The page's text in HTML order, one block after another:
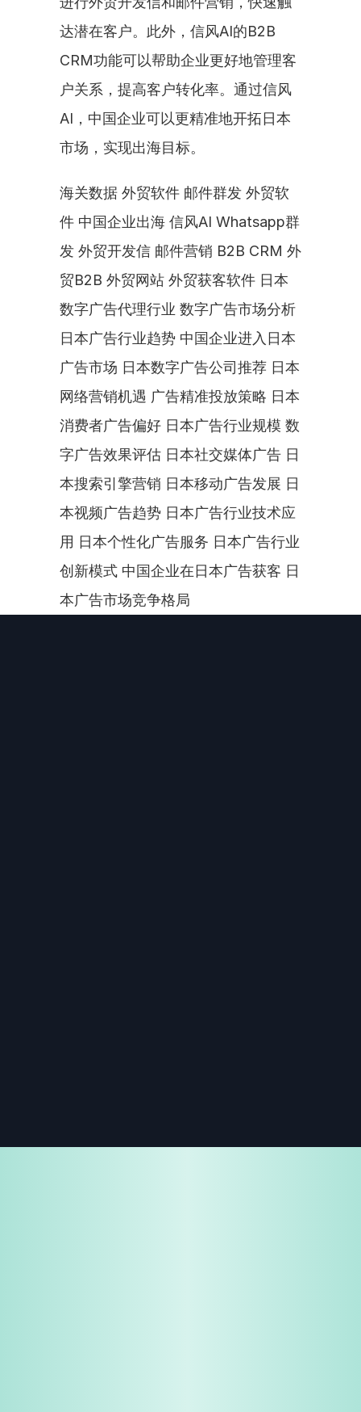
达潜在客户。此外，信风AI的B2B
CRM功能可以帮助企业更好地管理客
户关系，提高客户转化率。通过信风
AI，中国企业可以更精准地开拓日本
市场，实现出海目标。
海关数据 外贸软件 邮件群发 外贸软
件 中国企业出海 信风AI Whatsapp群
发 外贸开发信 邮件营销 B2B CRM 外
贸B2B 外贸网站 外贸获客软件 日本
数字广告代理行业 数字广告市场分析
日本广告行业趋势 中国企业进入日本
广告市场 日本数字广告公司推荐 日本
网络营销机遇 广告精准投放策略 日本
消费者广告偏好 日本广告行业规模 数
字广告效果评估 日本社交媒体广告 日
本搜索引擎营销 日本移动广告发展 日
本视频广告趋势 日本广告行业技术应
用 日本个性化广告服务 日本广告行业
创新模式 中国企业在日本广告获客 日
本广告市场竞争格局